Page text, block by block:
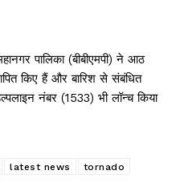
पालिका (बीबीएमपी) ने आठ
किए हैं और बारिश से संबंधित
नंबर (1533) भी लॉन्च किया
latest news
tornado